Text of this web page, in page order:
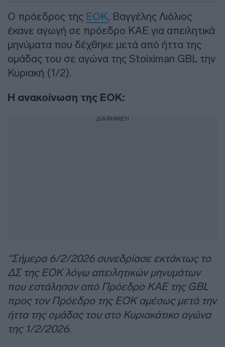
Ο πρόεδρος της ΕΟΚ, Βαγγέλης Λιόλιος
έκανε αγωγή σε πρόεδρο ΚΑΕ για απειλητικά
μηνύματα που δέχθηκε μετά από ήττα της
ομάδας του σε αγώνα της Stoiximan GBL την
Κυριακή (1/2).
Η ανακοίνωση της ΕΟΚ:
ΔΙΑΦΗΜΙΣΗ
“Σήμερα 6/2/2026 συνεδρίασε εκτάκτως το
ΔΣ της ΕΟΚ λόγω απειλητικών μηνυμάτων
που εστάλησαν από Πρόεδρο ΚΑΕ της GBL
προς τον Πρόεδρο της ΕΟΚ αμέσως μετά την
ήττα της ομάδας του στο Κυριακάτικο αγώνα
της 1/2/2026.